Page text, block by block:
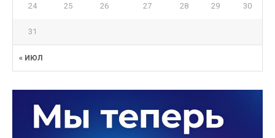
« ИЮЛ
24 25 26 27 28 29 30
31